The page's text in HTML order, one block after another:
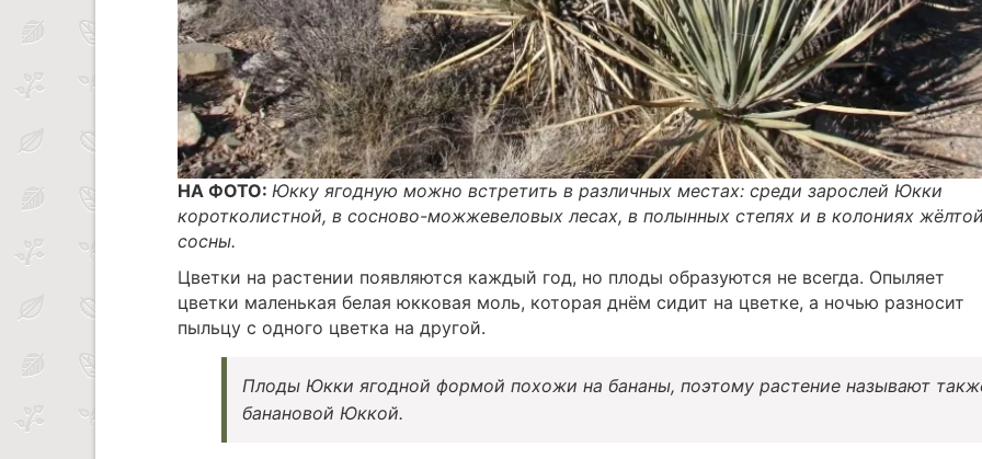
НА ФОТО: Юкку ягодную можно встретить в различных местах: среди зарослей Юкки
коротколистной, в сосново-можжевеловых лесах, в полынных степях и в колониях
сосны.
Цветки на растении появляются каждый год, но плоды образуются не всегда. Опыляет
цветки маленькая белая юкковая моль, которая днём сидит на цветке, а ночью разносит
пыльцу с одного цветка на другой.
Плоды Юкки ягодной формой похожи на бананы, поэтому растение называют
банановой Юккой.